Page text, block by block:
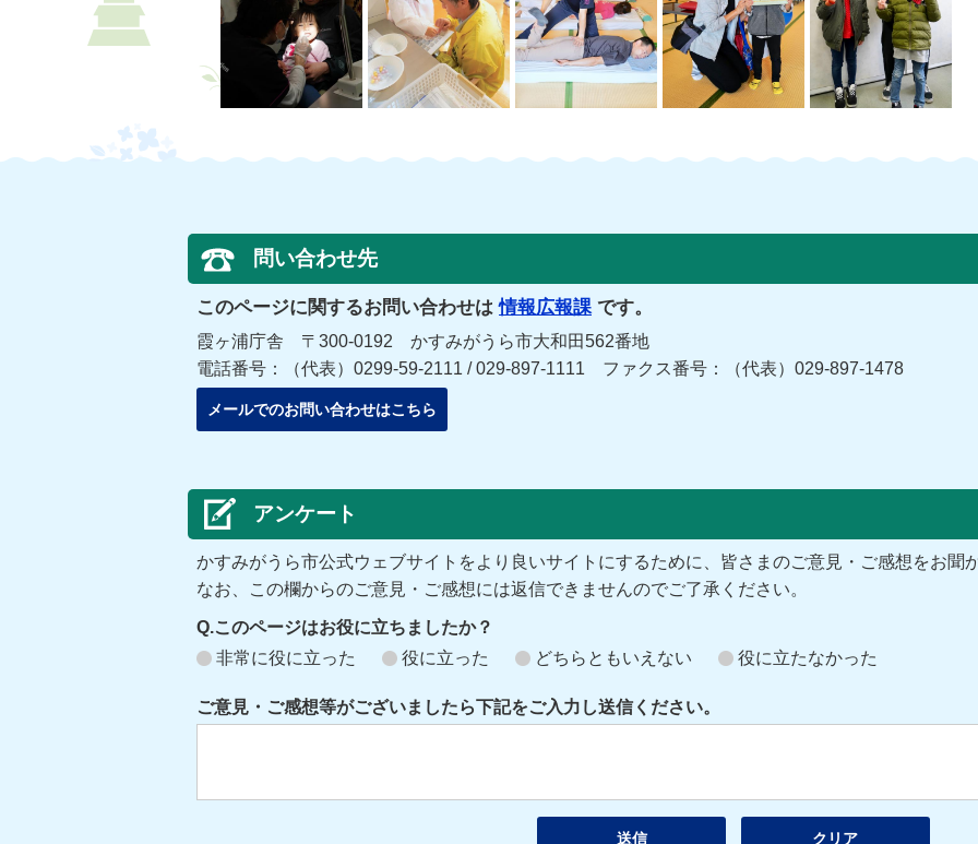
問い合わせ先
このページに関するお問い合わせは 情報広報課 です。
霞ヶ浦庁舎 〒300-0192 かすみがうら市大和田562番地
電話番号：（代表）0299-59-2111 / 029-897-1111 ファクス番号：（代表）029-897-1478
メールでのお問い合わせはこちら
アンケート
かすみがうら市公式ウェブサイトをより良いサイトにするために、皆さまのご意見・ご感想をお聞
なお、この欄からのご意見・ご感想には返信できませんのでご了承ください。
Q.このページはお役に立ちましたか？
非常に役に立った
役に立った どちらともいえない 役に立たなかった
ご意見・ご感想等がございましたら下記をご入力し送信ください。